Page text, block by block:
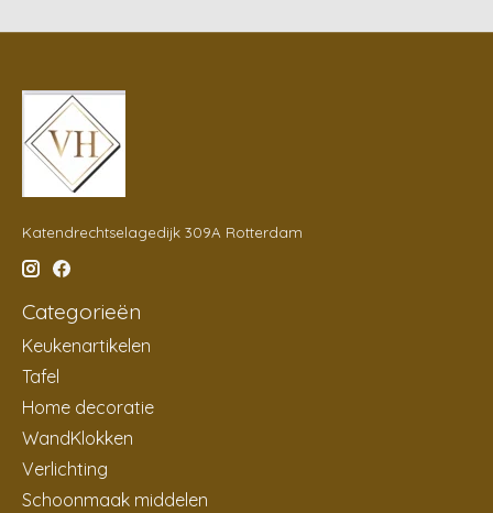
Katendrechtselagedijk 309A Rotterdam
Categorieën
Keukenartikelen
Tafel
Home decoratie
WandKlokken
Verlichting
Schoonmaak middelen